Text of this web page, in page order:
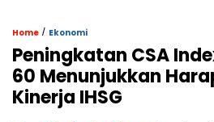
Home / Ekonomi
Peningkatan CSA
60 Menunjukkan
Kinerja IHSG